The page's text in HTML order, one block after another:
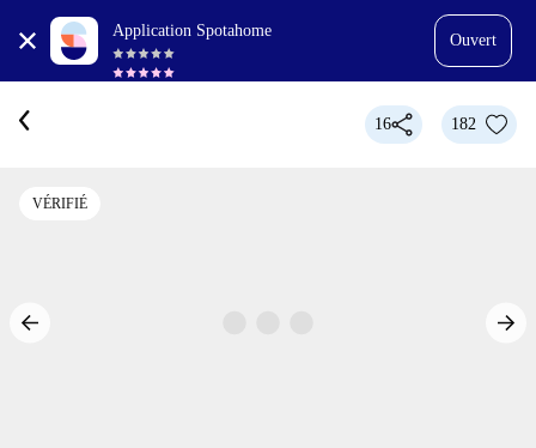
Application Spotahome
Ouvert
16 182
VÉRIFIÉ